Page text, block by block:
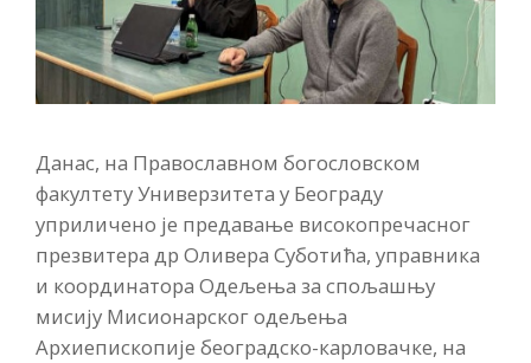
Данас, на Православном богословском
факултету Универзитета у Београду
уприличено је предавање високопречасног
презвитера др Оливера Суботића, управника
и координатора Одељења за спољашњу
мисију Мисионарског одељења
Архиепископије београдско-карловачке, на